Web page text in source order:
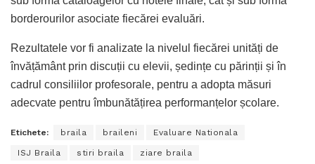
borderourilor asociate fiecărei evaluări.
Rezultatele vor fi analizate la nivelul fiecărei unități de
învățământ prin discuții cu elevii, ședințe cu părinții și în
cadrul consiliilor profesorale, pentru a adopta măsuri
adecvate pentru îmbunătățirea performanțelor școlare.
Etichete: braila braileni Evaluare Nationala
ISJ Braila stiri braila ziare braila